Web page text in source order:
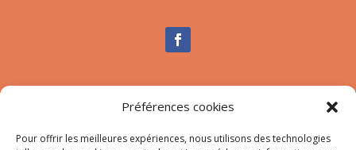
Préférences cookies
Pour offrir les meilleures expériences, nous utilisons des technologies
Nous contacter
Mail:secretariat-mairie@afa.corsica